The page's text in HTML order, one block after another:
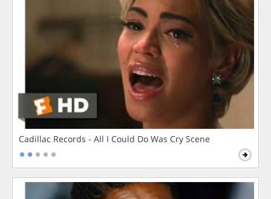
Cadillac Records - All I Could Do Was Cry Scene